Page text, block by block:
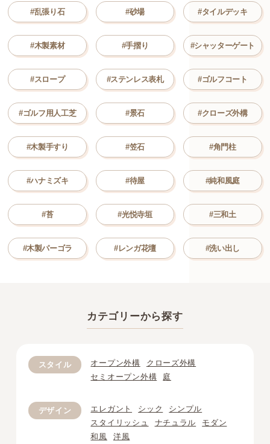
#乱張り石 #砂場 #タイルデッキ
#木製素材 #手摺り #シャッターゲート
#スロープ #ステンレス表札 #ゴルフコート
#ゴルフ用人工芝 #景石 #クローズ外構
#木製手すり #笠石 #角門柱
#ハナミズキ #待屋 #純和風庭
#苔 #光悦寺垣 #三和土
#木製パーゴラ #レンガ花壇 #洗い出し
カテゴリーから探す
スタイル オープン外構
クローズ外構
セミオープン外構
庭
デザイン エレガント シック
シンプル
スタイリッシュ
ナチュラル
モダン
和風
洋風